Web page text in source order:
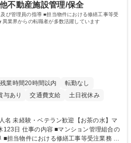
不動産施設管理/保全
び管理員の指導 ■担当物件における修繕工事等受
業界からの転職者が多数活躍しています
業時間20時間以内
転勤なし
与あり 交通費支給 土日祝休み
管理組合の
■担当物件における修繕工事等受注業務 ■